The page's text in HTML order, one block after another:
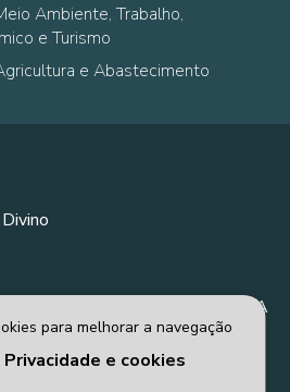
Ambiente, Trabalho,
e Turismo
e Abastecimento
DÍVINO - PREFEITURA
JOSÉ DO DIVINO - PI
para melhorar a navegação
e cookies